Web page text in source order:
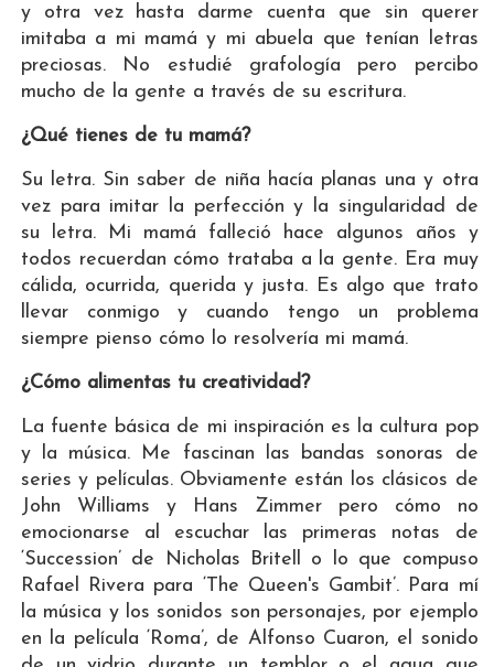
y otra vez hasta darme cuenta que sin querer
imitaba a mi mamá y mi abuela que tenían letras
preciosas. No estudié grafología pero percibo
mucho de la gente a través de su escritura.
¿Qué tienes de tu mamá?
Su letra. Sin saber de niña hacía planas una y otra
vez para imitar la perfección y la singularidad de
su letra. Mi mamá falleció hace algunos años y
todos recuerdan cómo trataba a la gente. Era muy
cálida, ocurrida, querida y justa. Es algo que trato
llevar conmigo y cuando tengo un problema
siempre pienso cómo lo resolvería mi mamá.
¿Cómo alimentas tu creatividad?
La fuente básica de mi inspiración es la cultura pop
y la música. Me fascinan las bandas sonoras de
series y películas. Obviamente están los clásicos de
John Williams y Hans Zimmer pero cómo no
emocionarse al escuchar las primeras notas de
‘Succession’ de Nicholas Britell o lo que compuso
Rafael Rivera para ‘The Queen's Gambit’. Para mí
la música y los sonidos son personajes, por ejemplo
en la película ‘Roma’, de Alfonso Cuaron, el sonido